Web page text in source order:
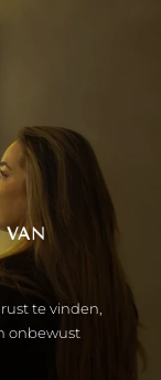
VAN
te vinden,
onbewust